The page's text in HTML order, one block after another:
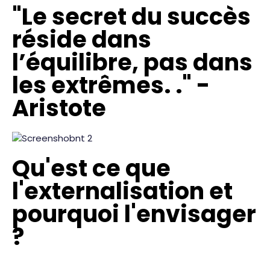
"Le secret du succès
réside dans
l’équilibre, pas dans
les extrêmes. ." -
Aristote
Qu'est ce que
l'externalisation et
pourquoi l'envisager
?